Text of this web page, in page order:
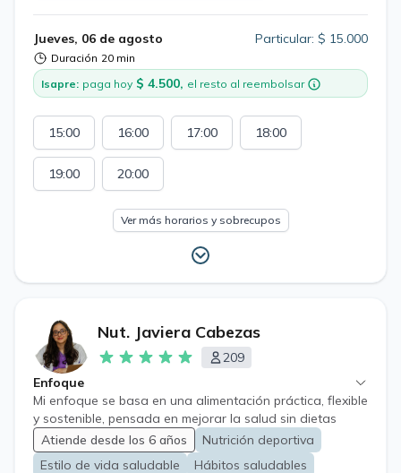
especificados en consulta. No atiendo: (DEBE BUSCAR
ESPECIALISTA EN SU CASO, que acredite estudios de su
caso) • Enfermedad Renal • Cáncer • Dieta Vegana-
Keto • Deportistas alto rendimiento • Menores de 16
años • Pacientes en preparación y antes de 1 año de
cirugía Bariátrica
Jueves, 06 de agosto
Duración 20 min
Particular: $ 15.000
Isapre: paga hoy $ 4.500, el resto al reembolsar
15:00 16:00 17:00 18:00
19:00 20:00
Ver más horarios y sobrecupos
Nut. Javiera Cabezas
209
Enfoque
Mi enfoque se basa en una alimentación práctica, flexible
y sostenible, pensada en mejorar la salud sin dietas
restrictivas ni prohibiciones. Trabajo con planes
personalizados que integran: 🍎 Alimentación saludable
Atiende desde los 6 años
Nutrición deportiva
Estilo de vida saludable
Hábitos saludables